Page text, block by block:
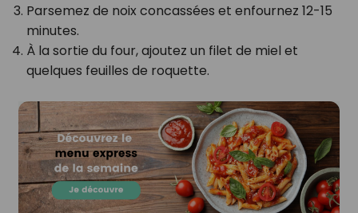
Parsemez de noix concassées et enfournez 12-15
minutes.
À la sortie du four, ajoutez un filet de miel et
quelques feuilles de roquette.